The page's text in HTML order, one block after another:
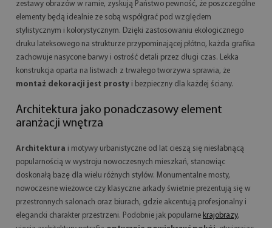
zestawy obrazów w ramie, zyskują Państwo pewność, że poszczególne
elementy będą idealnie ze sobą współgrać pod względem
stylistycznym i kolorystycznym. Dzięki zastosowaniu ekologicznego
druku lateksowego na strukturze przypominającej płótno, każda grafika
zachowuje nasycone barwy i ostrość detali przez długi czas. Lekka
konstrukcja oparta na listwach z trwałego tworzywa sprawia, że
montaż dekoracji jest prosty i bezpieczny dla każdej ściany.
Architektura jako ponadczasowy element
aranżacji wnętrza
Architektura i motywy urbanistyczne od lat cieszą się niesłabnącą
popularnością w wystroju nowoczesnych mieszkań, stanowiąc
doskonałą bazę dla wielu różnych stylów. Monumentalne mosty,
nowoczesne wieżowce czy klasyczne arkady świetnie prezentują się w
przestronnych salonach oraz biurach, gdzie akcentują profesjonalny i
elegancki charakter przestrzeni. Podobnie jak popularne krajobrazy,